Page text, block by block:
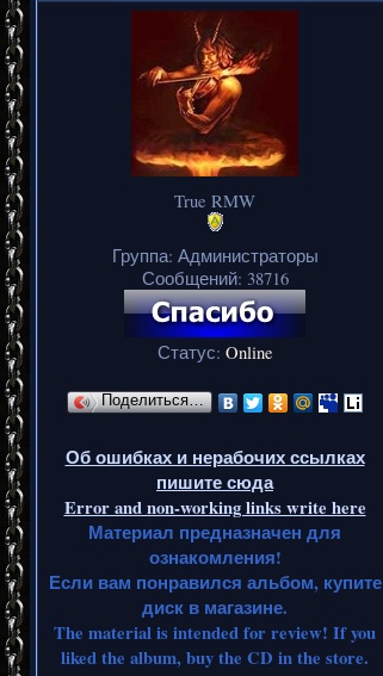
True RMW
Группа: Администраторы
Сообщений: 38716
Статус: Online
Поделиться…
Об ошибках и нерабочих ссылках
пишите сюда
Error and non-working links write here
Материал предназначен для
ознакомления!
Если вам понравился альбом, купите
диск в магазине.
The material is intended for review! If you
liked the album, buy the CD in the store.